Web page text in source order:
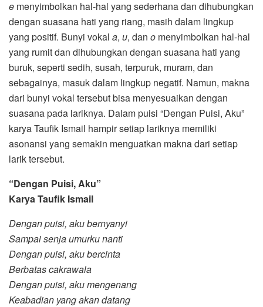
e menyimbolkan hal-hal yang sederhana dan dihubungkan
dengan suasana hati yang riang, masih dalam lingkup
yang positif. Bunyi vokal a, u, dan o menyimbolkan hal-hal
yang rumit dan dihubungkan dengan suasana hati yang
buruk, seperti sedih, susah, terpuruk, muram, dan
sebagainya, masuk dalam lingkup negatif. Namun, makna
dari bunyi vokal tersebut bisa menyesuaikan dengan
suasana pada lariknya. Dalam puisi “Dengan Puisi, Aku”
karya Taufik Ismail hampir setiap lariknya memiliki
asonansi yang semakin menguatkan makna dari setiap
larik tersebut.
“Dengan Puisi, Aku”
Karya Taufik Ismail
Dengan puisi, aku bernyanyi
Sampai senja umurku nanti
Dengan puisi, aku bercinta
Berbatas cakrawala
Dengan puisi, aku mengenang
Keabadian yang akan datang